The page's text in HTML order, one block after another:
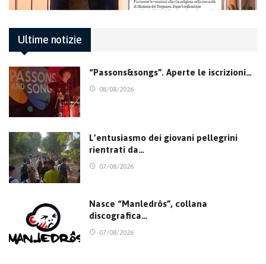
Ultime notizie
“Passons&songs”. Aperte le iscrizioni…
08/08/2026
L’entusiasmo dei giovani pellegrini
rientrati da…
07/08/2026
Nasce “Manledrôs”, collana
discografica…
07/08/2026